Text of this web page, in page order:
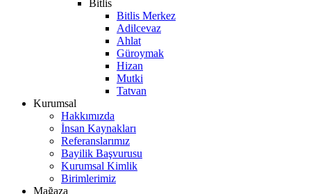
Bitlis
Bitlis Merkez
Adilcevaz
Ahlat
Güroymak
Hizan
Mutki
Tatvan
Kurumsal
Hakkımızda
İnsan Kaynakları
Referanslarımız
Bayilik Başvurusu
Kurumsal Kimlik
Birimlerimiz
Mağaza